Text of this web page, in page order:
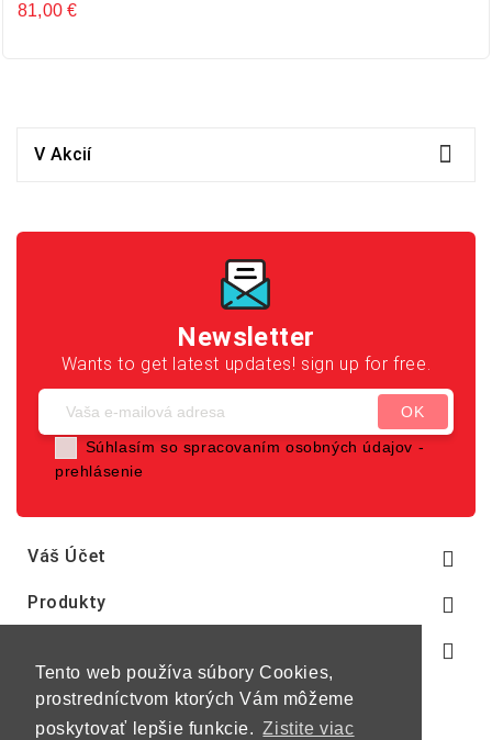
Tento web používa súbory Cookies,
prostredníctvom ktorých Vám môžeme
poskytovať lepšie funkcie. Zistite viac
81,00 €
V Akcií 
Newsletter
Wants to get latest updates! sign up for free.
Súhlasím so spracovaním osobných údajov -
prehlásenie
Váš Účet 
Produkty 
